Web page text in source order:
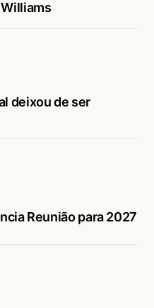
deixou de ser
Reunião para 2027